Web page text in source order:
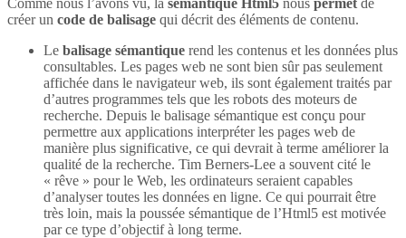
créer un code de balisage qui décrit des éléments de contenu.
Le balisage sémantique rend les contenus et les données plus
consultables. Les pages web ne sont bien sûr pas seulement
affichée dans le navigateur web, ils sont également traités par
d’autres programmes tels que les robots des moteurs de
recherche. Depuis le balisage sémantique est conçu pour
permettre aux applications interpréter les pages web de
manière plus significative, ce qui devrait à terme améliorer la
qualité de la recherche. Tim Berners-Lee a souvent cité le
« rêve » pour le Web, les ordinateurs seraient capables
d’analyser toutes les données en ligne. Ce qui pourrait être
très loin, mais la poussée sémantique de l’Html5 est motivée
par ce type d’objectif à long terme.